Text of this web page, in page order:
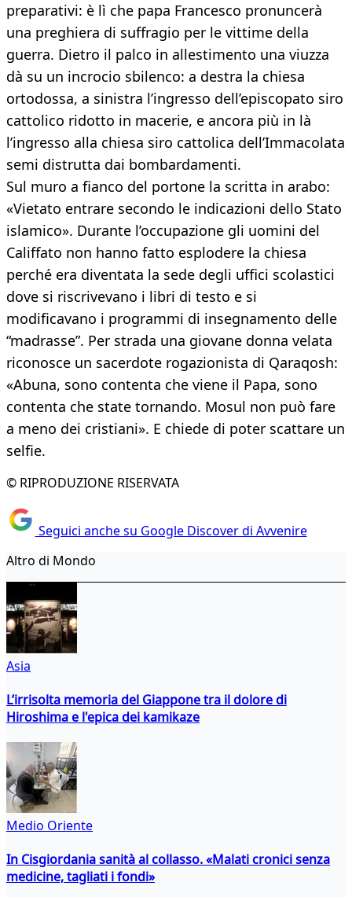
preparativi: è lì che papa Francesco pronuncerà
una preghiera di suffragio per le vittime della
guerra. Dietro il palco in allestimento una viuzza
dà su un incrocio sbilenco: a destra la chiesa
ortodossa, a sinistra l’ingresso dell’episcopato siro
cattolico ridotto in macerie, e ancora più in là
l’ingresso alla chiesa siro cattolica dell’Immacolata
semi distrutta dai bombardamenti.
Sul muro a fianco del portone la scritta in arabo:
«Vietato entrare secondo le indicazioni dello Stato
islamico». Durante l’occupazione gli uomini del
Califfato non hanno fatto esplodere la chiesa
perché era diventata la sede degli uffici scolastici
dove si riscrivevano i libri di testo e si
modificavano i programmi di insegnamento delle
“madrasse”. Per strada una giovane donna velata
riconosce un sacerdote rogazionista di Qaraqosh:
«Abuna, sono contenta che viene il Papa, sono
contenta che state tornando. Mosul non può fare
a meno dei cristiani». E chiede di poter scattare un
selfie.
© RIPRODUZIONE RISERVATA
Seguici anche su Google Discover di Avvenire
Altro di Mondo
Asia
L’irrisolta memoria del Giappone tra il dolore di
Hiroshima e l'epica dei kamikaze
Medio Oriente
In Cisgiordania sanità al collasso. «Malati cronici senza
medicine, tagliati i fondi»